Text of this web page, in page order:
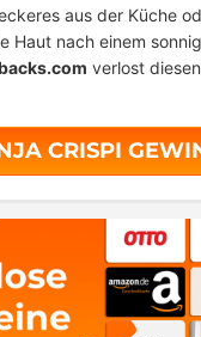
aus der Küche
Haut nach einem
verlost
CRISPI